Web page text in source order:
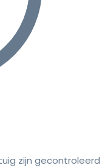
zijn gecontroleerd